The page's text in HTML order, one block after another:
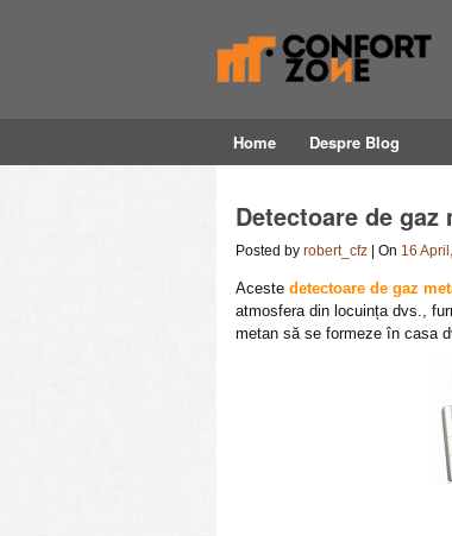
Home Despre Blog
Detectoare de
Posted by robert_cfz| On 16
Aceste detectoare de gaz
atmosfera din locuința dvs.,
metan să se formeze în casa